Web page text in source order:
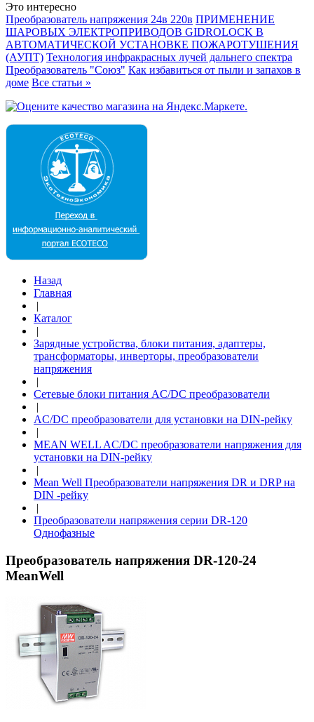
Это интересно
Преобразователь напряжения 24в 220в ПРИМЕНЕНИЕ
ШАРОВЫХ ЭЛЕКТРОПРИВОДОВ GIDROLOCK В
АВТОМАТИЧЕСКОЙ УСТАНОВКЕ ПОЖАРОТУШЕНИЯ
(АУПТ) Технология инфракрасных лучей дальнего спектра
Преобразователь "Союз" Как избавиться от пыли и запахов в
доме Все статьи »
Назад
Главная
|
Каталог
|
Зарядные устройства, блоки питания, адаптеры,
трансформаторы, инверторы, преобразователи
напряжения
|
Сетевые блоки питания AC/DC преобразователи
|
AC/DC преобразователи для установки на DIN-рейку
|
MEAN WELL AC/DC преобразователи напряжения для
установки на DIN-рейку
|
Mean Well Преобразователи напряжения DR и DRP на
DIN -рейку
|
Преобразователи напряжения серии DR-120
Однофазные
Преобразователь напряжения DR-120-24
MeanWell